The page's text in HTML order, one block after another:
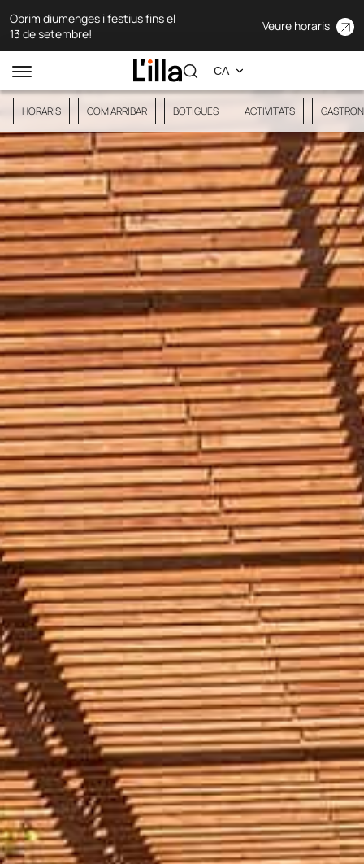
Obrim diumenges i festius fins el
13 de setembre!
Veure horaris
HORARIS COM ARRIBAR BOTIGUES ACTIVITATS